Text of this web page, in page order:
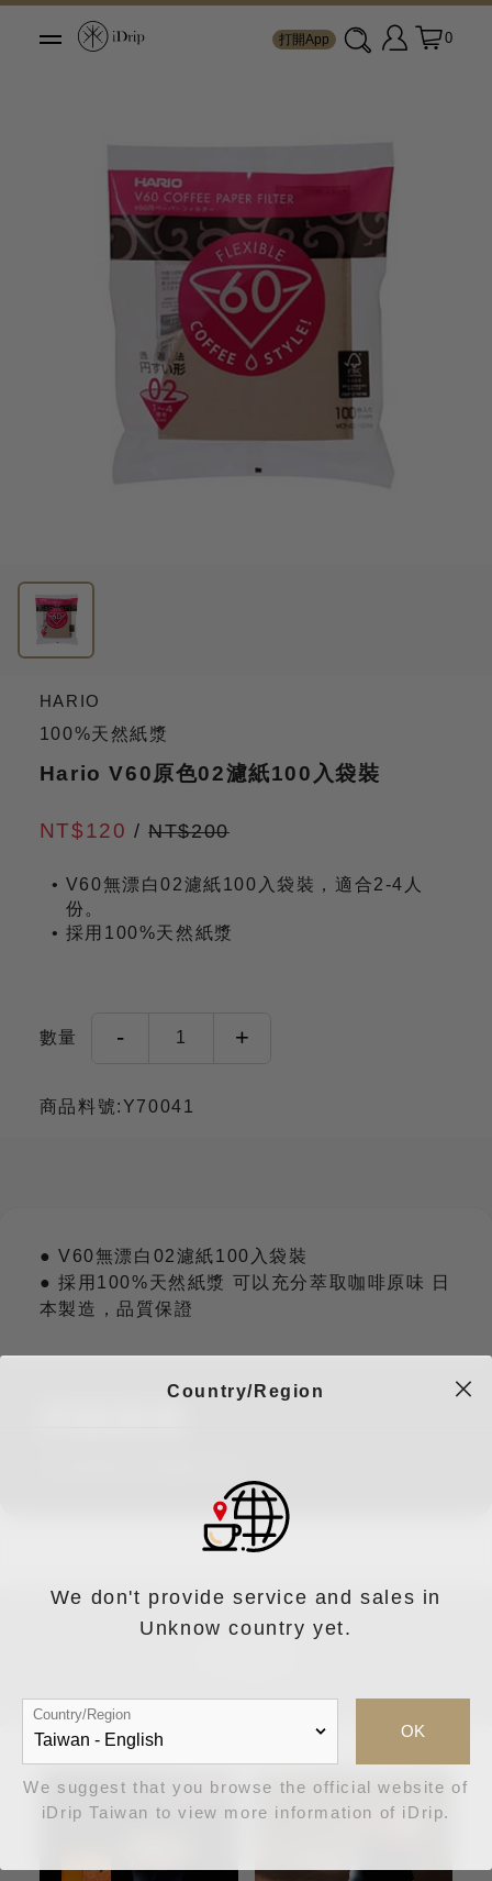
打開App 0
HARIO
100%天然紙漿
Hario V60原色02濾紙100入袋裝
NT$120/NT$200
V60無漂白02濾紙100入袋裝，適合2-4人
份。
採用100%天然紙漿
數量 - 1 +
商品料號:Y70041
● V60無漂白02濾紙100入袋裝
● 採用100%天然紙漿 可以充分萃取咖啡原味 日
本製造，品質保證
Country/Region
We don't provide service and sales in
Unknow country yet.
Country/Region
OK
We suggest that you browse the official website of
iDrip Taiwan to view more information of iDrip.